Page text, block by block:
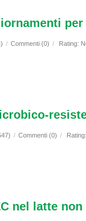
/ Commenti (0) / Rating:
/ Commenti (0) /
nel latte